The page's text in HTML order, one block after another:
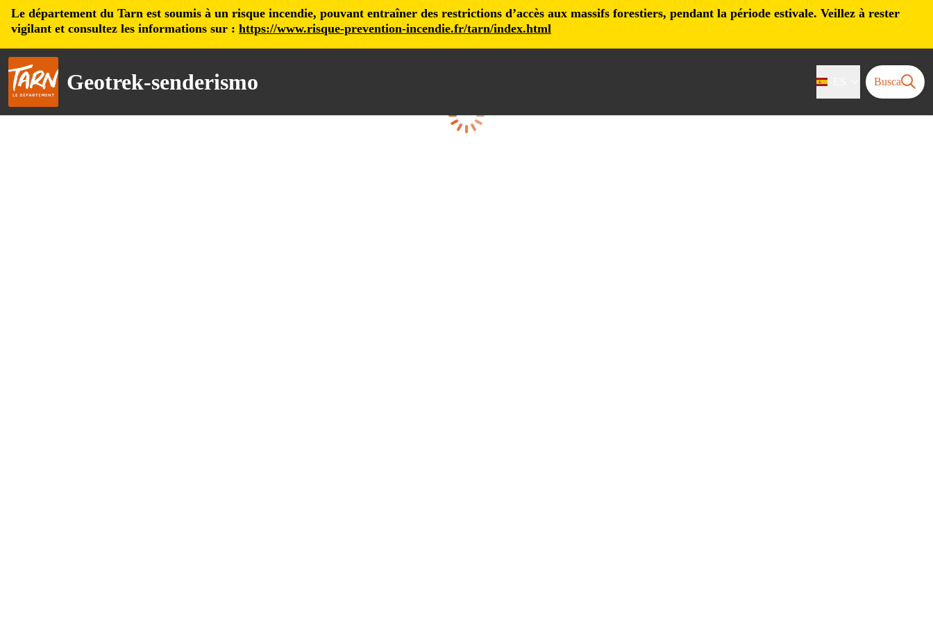
Le département du Tarn est soumis à un risque incendie, pouvant entraîner des restrictions d’accès aux massifs forestiers, pendant la période estivale. Veillez à rester
vigilant et consultez les informations sur : https://www.risque-prevention-incendie.fr/tarn/index.html
Geotrek-senderismo Busca
Cargando